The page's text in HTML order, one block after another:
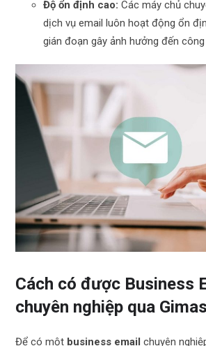
Độ ổn định cao: Các máy chủ
dịch vụ email luôn hoạt động ổn
gián đoạn gây ảnh hưởng đến công
Cách có được Business
chuyên nghiệp qua
Để có một business email chuyên